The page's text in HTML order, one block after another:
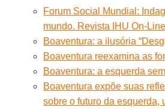
Forum Social Mundial:
mundo. Revista IHU On-
Boaventura: a ilusória
Boaventura reexamina as
Boaventura: a esquerda
Boaventura expõe suas
sobre o futuro da esquerda,